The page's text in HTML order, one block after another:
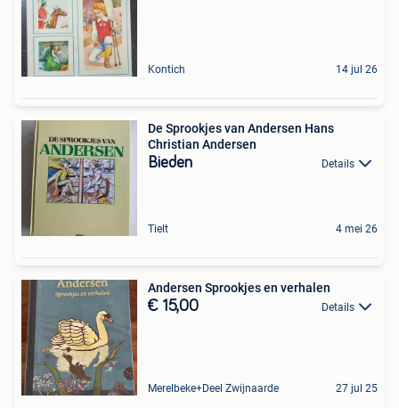
Kontich 14 jul 26
De Sprookjes van Andersen Hans
Christian Andersen
Bieden Details
Tielt 4 mei 26
Andersen Sprookjes en verhalen
€ 15,00 Details
Merelbeke+Deel Zwijnaarde 27 jul 25